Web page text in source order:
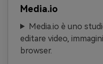
Media.io
Media.io è uno
editare video,
browser.